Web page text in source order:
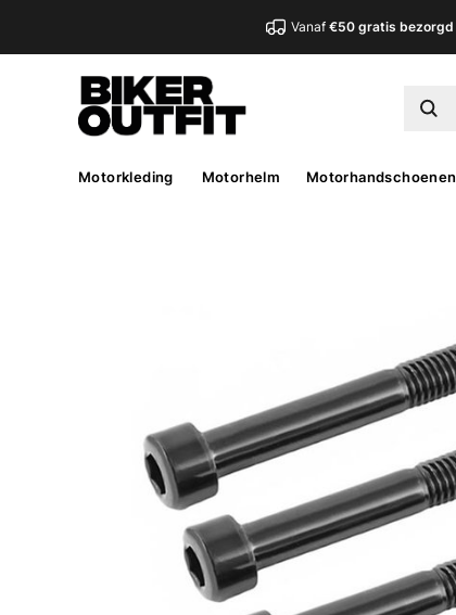
Vanaf €50 gratis bezorgd
Motorkleding Motorhelm Motorhandschoenen